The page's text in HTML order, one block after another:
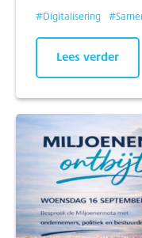
#Digitalisering #
Lees verder